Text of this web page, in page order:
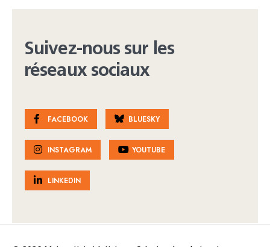
Suivez-nous sur les
réseaux sociaux
FACEBOOK BLUESKY
INSTAGRAM YOUTUBE
LINKEDIN